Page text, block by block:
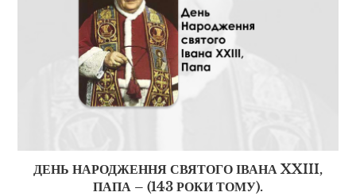
ДЕНЬ НАРОДЖЕННЯ СВЯТОГО ІВАНА XXIII,
ПАПА – (143 РОКИ ТОМУ).